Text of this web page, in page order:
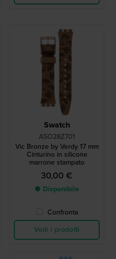
Swatch
ASO28Z701
Vic Bronze by Verdy 17 mm
Cinturino in silicone
marrone stampato
30,00 €
● Disponibile
Confronta
Vedi i prodotti